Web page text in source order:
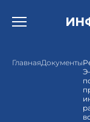
Открыть бургер
ГлавнаяДокументы